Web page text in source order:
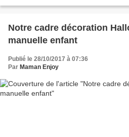
Notre cadre décoration
manuelle enfant
Publié le 28/10/2017 à 07:36
Par Maman Enjoy